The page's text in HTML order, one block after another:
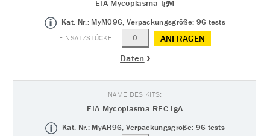
EIA Mycoplasma IgM
Kat. Nr.: MyM096, Verpackungsgröße: 96 tests
ANFRAGEN
Daten
EIA Mycoplasma REC IgA
Kat. Nr.: MyAR96, Verpackungsgröße: 96 tests